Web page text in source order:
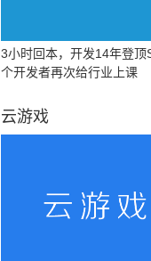
3小时回本，开发14年登
个开发者再次给行业上课
云游戏